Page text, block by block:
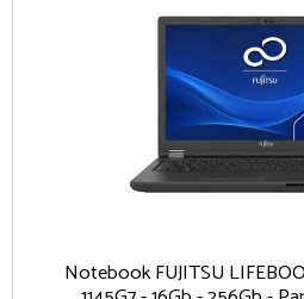
Notebook FUJITSU